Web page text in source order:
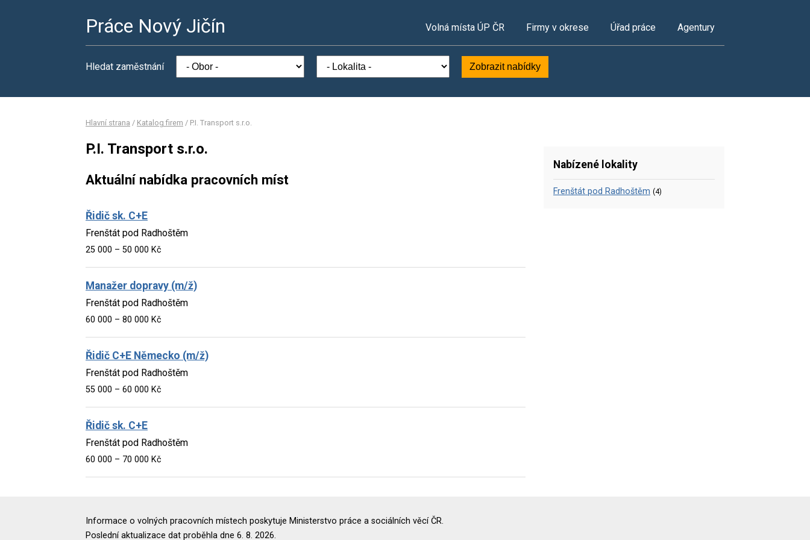
Práce Nový Jičín Volná místa ÚP ČR Firmy v okrese Úřad práce Agentury
Hledat zaměstnání Zobrazit nabídky
Hlavní strana / Katalog firem / P.I. Transport s.r.o.
P.I. Transport s.r.o.
Aktuální nabídka pracovních míst
Řidič sk. C+E
Frenštát pod Radhoštěm
25 000 – 50 000 Kč
Manažer dopravy (m/ž)
Frenštát pod Radhoštěm
60 000 – 80 000 Kč
Řidič C+E Německo (m/ž)
Frenštát pod Radhoštěm
55 000 – 60 000 Kč
Řidič sk. C+E
Frenštát pod Radhoštěm
60 000 – 70 000 Kč
Nabízené lokality
Frenštát pod Radhoštěm (4)
Informace o volných pracovních místech poskytuje Ministerstvo práce a sociálních věcí ČR.
Poslední aktualizace dat proběhla dne 6. 8. 2026.